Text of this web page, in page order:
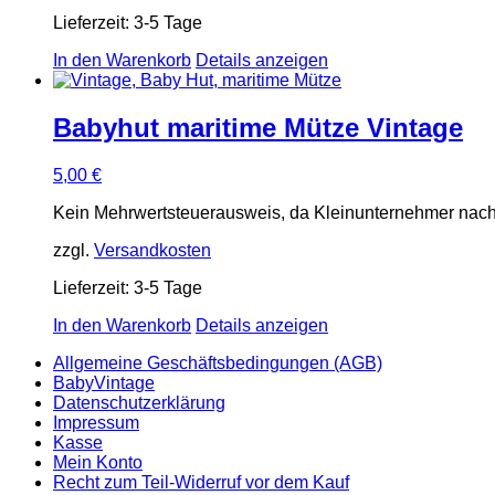
Lieferzeit: 3-5 Tage
In den Warenkorb Details anzeigen
Babyhut maritime Mütze Vintage
5,00 €
Kein Mehrwertsteuerausweis, da Kleinunternehmer
zzgl. Versandkosten
Lieferzeit: 3-5 Tage
In den Warenkorb Details anzeigen
Allgemeine Geschäftsbedingungen (AGB)
BabyVintage
Datenschutzerklärung
Impressum
Kasse
Mein Konto
Recht zum Teil-Widerruf vor dem Kauf